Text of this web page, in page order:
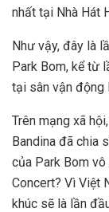
nhất tại Nhà Hát
Như vậy, đây là
Park Bom, kể từ
tại sân vận động
Trên mạng xã
Bandina đã chia
của Park Bom
Concert? Vì Việt
khúc sẽ là lần